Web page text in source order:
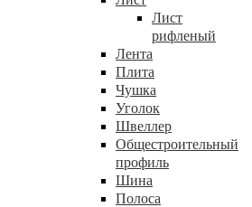
Лист
рифленый
Лента
Плита
Чушка
Уголок
Швеллер
Общестроительный
профиль
Шина
Полоса